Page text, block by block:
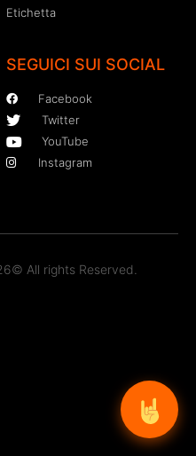
Etichetta
SEGUICI SUI SOCIAL
Facebook
Twitter
YouTube
Instagram
All rights Reserved.